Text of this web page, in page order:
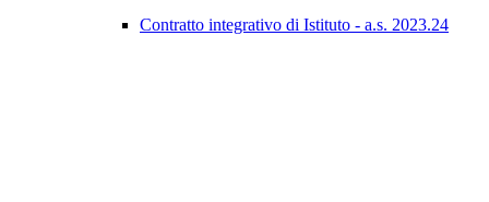
Contratto integrativo di Istituto - a.s. 2023.24